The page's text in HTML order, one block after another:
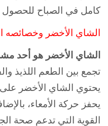
كامل في الصباح للحصول
الشاي الأخضر وخصائصه
الشاي الأخضر هو أحد
تجمع بين الطعم اللذيذ
يحتوي الشاي الأخضر على
يحفز حركة الأمعاء،
القوية التي تدعم صحة